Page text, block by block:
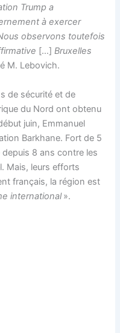
Trump a
à exercer
observons toutefois
[…]Bruxelles
M. Lebovich.
de sécurité et de
du Nord ont obtenu
juin, Emmanuel
Barkhane. Fort de 5
8 ans contre les
Mais, leurs efforts
français, la région est
international».